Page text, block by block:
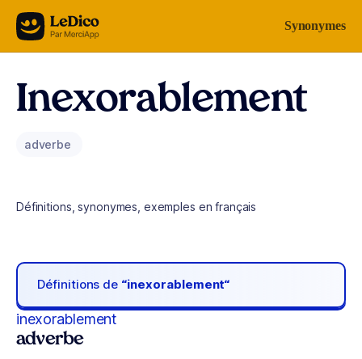
Aller au contenu Synonymes
Inexorablement
adverbe
Définitions, synonymes, exemples en français
Définitions de “inexorablement“
inexorablement
adverbe